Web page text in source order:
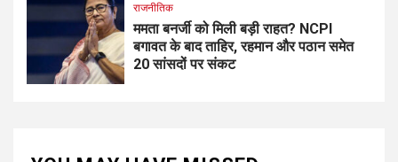
राजनीतिक
ममता बनर्जी को मिली बड़ी राहत? NCPI
बगावत के बाद ताहिर, रहमान और पठान समेत
20 सांसदों पर संकट